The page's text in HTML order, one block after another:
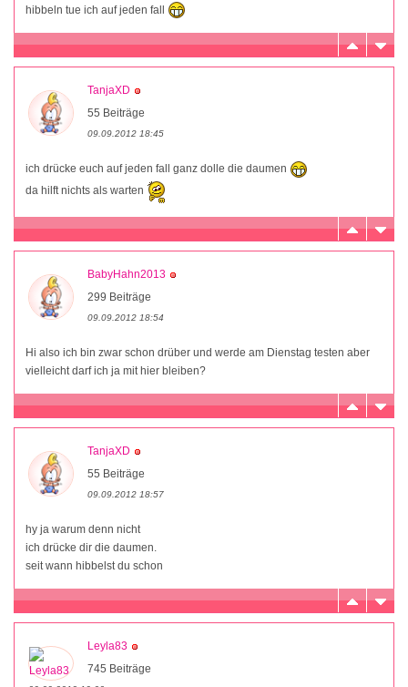
hibbeln tue ich auf jeden fall
TanjaXD
55 Beiträge
09.09.2012 18:45
ich drücke euch auf jeden fall ganz dolle die daumen
da hilft nichts als warten
BabyHahn2013
299 Beiträge
09.09.2012 18:54
Hi also ich bin zwar schon drüber und werde am Dienstag testen aber
vielleicht darf ich ja mit hier bleiben?
TanjaXD
55 Beiträge
09.09.2012 18:57
hy ja warum denn nicht
ich drücke dir die daumen.
seit wann hibbelst du schon
Leyla83
745 Beiträge